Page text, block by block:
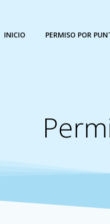
INICIO PERMISO POR